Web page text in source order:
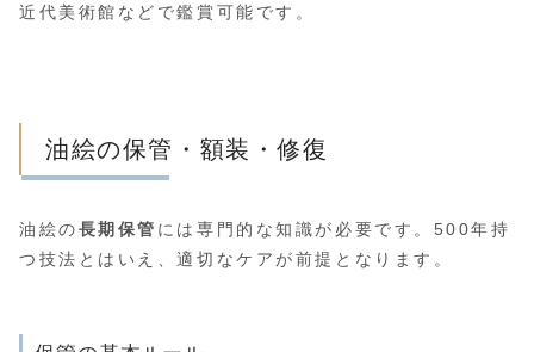
近代美術館などで鑑賞可能です。
油絵の保管・額装・修復
油絵の長期保管 には専門的な知識が必要です。500年持
つ技法とはいえ、適切なケアが前提となります。